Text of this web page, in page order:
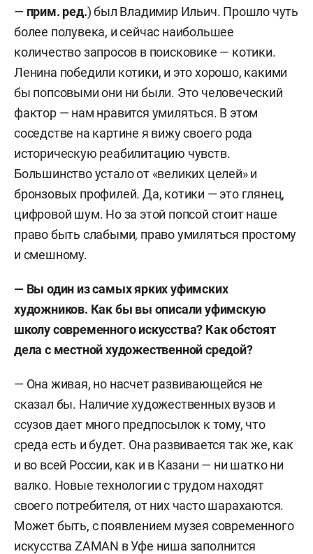
— прим. ред.) был Владимир Ильич. Прошло чуть
более полувека, и сейчас наибольшее
количество запросов в поисковике — котики.
Ленина победили котики, и это хорошо, какими
бы попсовыми они ни были. Это человеческий
фактор — нам нравится умиляться. В этом
соседстве на картине я вижу своего рода
историческую реабилитацию чувств.
Большинство устало от «великих целей» и
бронзовых профилей. Да, котики — это глянец,
цифровой шум. Но за этой попсой стоит наше
право быть слабыми, право умиляться простому
и смешному.
— Вы один из самых ярких уфимских
художников. Как бы вы описали уфимскую
школу современного искусства? Как обстоят
дела с местной художественной средой?
— Она живая, но насчет развивающейся не
сказал бы. Наличие художественных вузов и
ссузов дает много предпосылок к тому, что
среда есть и будет. Она развивается так же, как
и во всей России, как и в Казани — ни шатко ни
валко. Новые технологии с трудом находят
своего потребителя, от них часто шарахаются.
Может быть, с появлением музея современного
искусства ZAMAN в Уфе ниша заполнится